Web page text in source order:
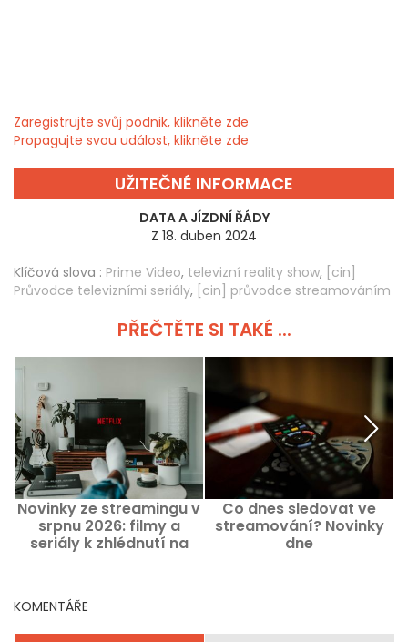
Zaregistrujte svůj podnik, klikněte zde
Propagujte svou událost, klikněte zde
UŽITEČNÉ INFORMACE
DATA A JÍZDNÍ ŘÁDY
Z 18. duben 2024
Klíčová slova : Prime Video, televizní reality show, [cin]
Průvodce televizními seriály, [cin] průvodce streamováním
PŘEČTĚTE SI TAKÉ ...
Novinky ze streamingu v
srpnu 2026: filmy a
seriály k zhlédnutí na
Co dnes sledovat ve
streamování? Novinky
dne
KOMENTÁŘE